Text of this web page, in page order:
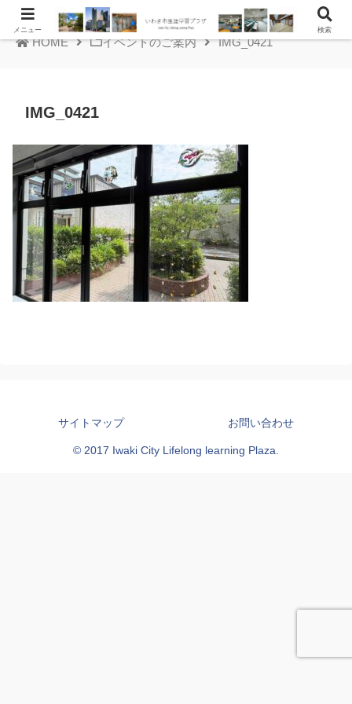
HOME イベントのご案内 IMG_0421
IMG_0421
サイトマップ お問い合わせ
© 2017 Iwaki City Lifelong learning Plaza.
メニュー 検索